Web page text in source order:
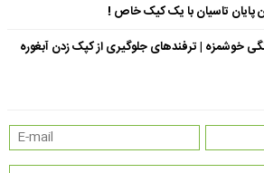
پایان تاسیان با یک کیک خاص !
خوشمزه | ترفندهای جلوگیری از کپک زدن آبغوره